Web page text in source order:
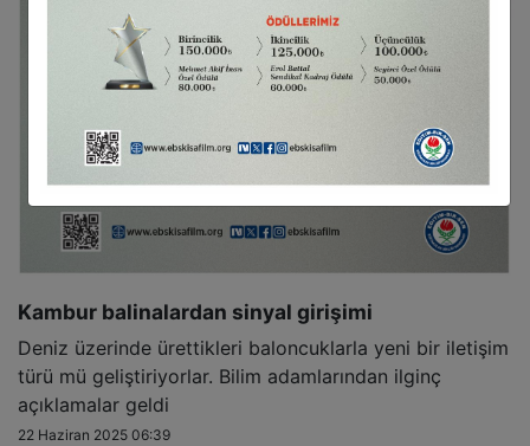
Kambur balinalardan sinyal girişimi
Deniz üzerinde ürettikleri baloncuklarla yeni bir iletişim
türü mü geliştiriyorlar. Bilim adamlarından ilginç
açıklamalar geldi
22 Haziran 2025 06:39